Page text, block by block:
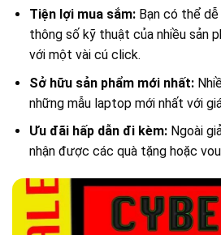
Tiện lợi mua sắm:Bạn có thể dễ
thông số kỹ thuật của nhiều sản
với một vài cú click.
Sở hữu sản phẩm mới nhất:
những mẫu laptop mới nhất với
Ưu đãi hấp dẫn đi kèm:Ngoài
nhận được các quà tặng hoặc